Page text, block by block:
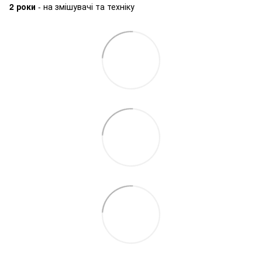
2 роки - на змішувачі та техніку